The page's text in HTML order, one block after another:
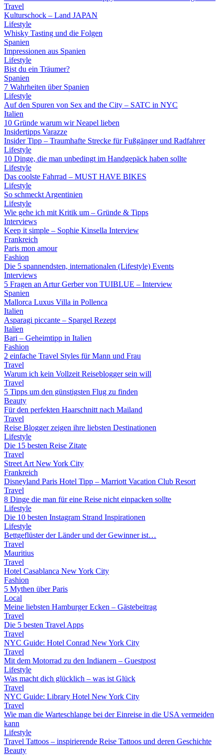
Travel
Kulturschock – Land JAPAN
Lifestyle
Whisky Tasting und die Folgen
Spanien
Impressionen aus Spanien
Lifestyle
Bist du ein Träumer?
Spanien
7 Wahrheiten über Spanien
Lifestyle
Auf den Spuren von Sex and the City – SATC in NYC
Italien
10 Gründe warum wir Neapel lieben
Insidertipps Varazze
Insider Tipp – Traumhafte Strecke für Fußgänger und Radfahrer
Lifestyle
10 Dinge, die man unbedingt im Handgepäck haben sollte
Lifestyle
Das coolste Fahrrad – MUST HAVE BIKES
Lifestyle
So schmeckt Argentinien
Lifestyle
Wie gehe ich mit Kritik um – Gründe & Tipps
Interviews
Keep it simple – Sophie Kinsella Interview
Frankreich
Paris mon amour
Fashion
Die 5 spannendsten, internationalen (Lifestyle) Events
Interviews
5 Fragen an Artur Gerber von TUIBLUE – Interview
Spanien
Mallorca Luxus Villa in Pollenca
Italien
Asparagi piccante – Spargel Rezept
Italien
Bari – Geheimtipp in Italien
Fashion
2 einfache Travel Styles für Mann und Frau
Travel
Warum ich kein Vollzeit Reiseblogger sein will
Travel
5 Tipps um den günstigsten Flug zu finden
Beauty
Für den perfekten Haarschnitt nach Mailand
Travel
Reise Blogger zeigen ihre liebsten Destinationen
Lifestyle
Die 15 besten Reise Zitate
Travel
Street Art New York City
Frankreich
Disneyland Paris Hotel Tipp – Marriott Vacation Club Resort
Travel
8 Dinge die man für eine Reise nicht einpacken sollte
Lifestyle
Die 10 besten Instagram Strand Inspirationen
Lifestyle
Bettgeflüster der Länder und der Gewinner ist…
Travel
Mauritius
Travel
Hotel Casablanca New York City
Fashion
5 Mythen über Paris
Local
Meine liebsten Hamburger Ecken – Gästebeitrag
Travel
Die 5 besten Travel Apps
Travel
NYC Guide: Hotel Conrad New York City
Travel
Mit dem Motorrad zu den Indianern – Guestpost
Lifestyle
Was macht dich glücklich – was ist Glück
Travel
NYC Guide: Library Hotel New York City
Travel
Wie man die Warteschlange bei der Einreise in die USA vermeiden
kann
Lifestyle
Travel Tattoos – inspirierende Reise Tattoos und deren Geschichte
Beauty